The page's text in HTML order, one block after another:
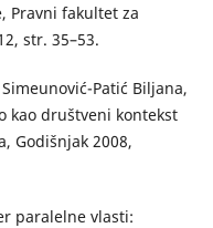
Pravni fakultet za
str. 35–53.
Patić Biljana,
kao društveni kontekst
Godišnjak 2008,
paralelne vlasti: